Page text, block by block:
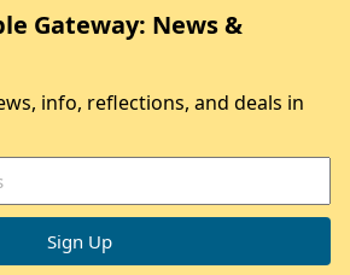
Gateway: News &
info, reflections, and deals in